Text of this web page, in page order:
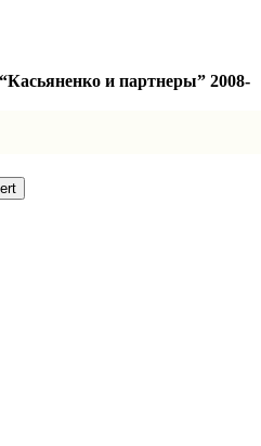
и партнеры” 2008-